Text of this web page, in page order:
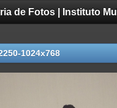
de Fotos | Instituto
1024x768